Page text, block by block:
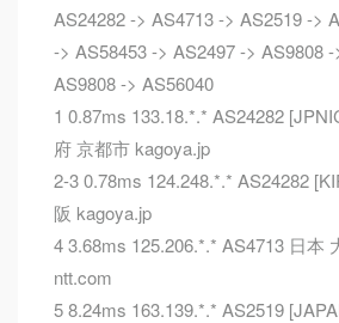
AS24282 -> AS4713 -> AS2519 ->
-> AS58453 -> AS2497 -> AS9808
AS9808 -> AS56040
1 0.87ms 133.18.*.* AS24282
府 京都市 kagoya.jp
2-3 0.78ms 124.248.*.* AS24282
阪 kagoya.jp
4 3.68ms 125.206.*.* AS4713 日本
ntt.com
5 8.24ms 163.139.*.* AS2519